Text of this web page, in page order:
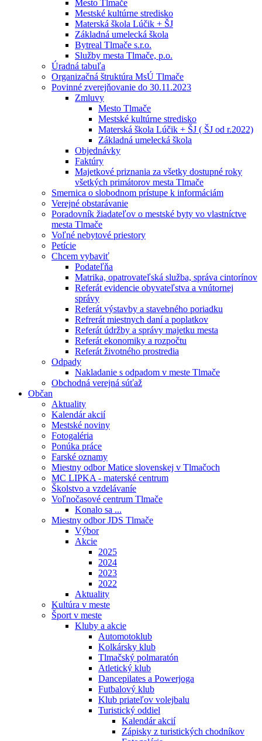
Mesto Tlmače
Mestské kultúrne stredisko
Materská škola Lúčik + ŠJ
Základná umelecká škola
Bytreal Tlmače s.r.o.
Služby mesta Tlmače, p.o.
Úradná tabuľa
Organizačná štruktúra MsÚ Tlmače
Povinné zverejňovanie do 30.11.2023
Zmluvy
Mesto Tlmače
Mestské kultúrne stredisko
Materská škola Lúčik + ŠJ ( ŠJ od r.2022)
Základná umelecká škola
Objednávky
Faktúry
Majetkové priznania za všetky dostupné roky
všetkých primátorov mesta Tlmače
Smernica o slobodnom prístupe k informáciám
Verejné obstarávanie
Poradovník žiadateľov o mestské byty vo vlastníctve
mesta Tlmače
Voľné nebytové priestory
Petície
Chcem vybaviť
Podateľňa
Matrika, opatrovateľská služba, správa cintorínov
Referát evidencie obyvateľstva a vnútornej
správy
Referát výstavby a stavebného poriadku
Refrerát miestnych daní a poplatkov
Referát údržby a správy majetku mesta
Referát ekonomiky a rozpočtu
Referát životného prostredia
Odpady
Nakladanie s odpadom v meste Tlmače
Obchodná verejná súťaž
Občan
Aktuality
Kalendár akcií
Mestské noviny
Fotogaléria
Ponúka práce
Farské oznamy
Miestny odbor Matice slovenskej v Tlmačoch
MC LIPKA - materské centrum
Školstvo a vzdelávaníe
Voľnočasové centrum Tlmače
Konalo sa ...
Miestny odbor JDS Tlmače
Výbor
Akcie
2025
2024
2023
2022
Aktuality
Kultúra v meste
Šport v meste
Kluby a akcie
Automotoklub
Kolkársky klub
Tlmačský polmaratón
Atletický klub
Dancepilates a Powerjoga
Futbalový klub
Klub priateľov volejbalu
Turistický oddiel
Kalendár akcií
Zápisky z turistických chodníkov